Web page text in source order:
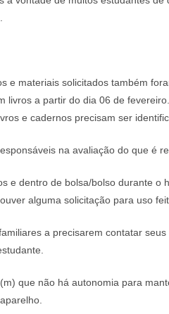
e materiais solicitados também
livros a partir do dia 06 de
e cadernos precisam ser
na avaliação do que é
e dentro de bolsa/bolso durante
alguma solicitação para uso
a precisarem contatar
que não há autonomia para